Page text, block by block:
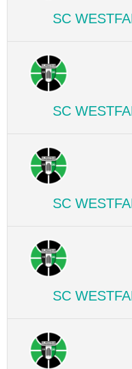
SC
SC
SC
SC